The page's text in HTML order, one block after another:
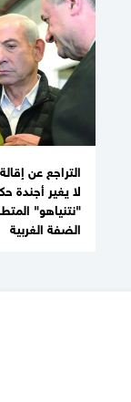
التراجع عن
لا يغير أجندة
"نتنياهو"
الضفة الغربية